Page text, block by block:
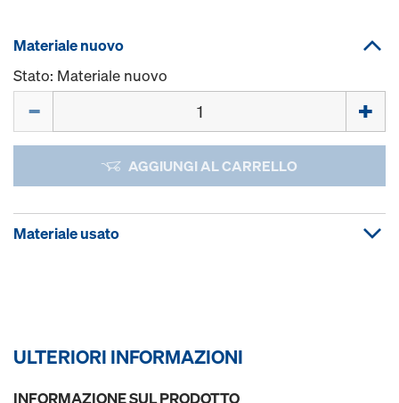
Materiale nuovo
Stato: Materiale nuovo
AGGIUNGI AL CARRELLO
Materiale usato
ULTERIORI INFORMAZIONI
INFORMAZIONE SUL PRODOTTO